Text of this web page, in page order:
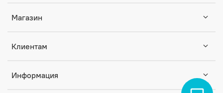
Магазин
Клиентам
Информация